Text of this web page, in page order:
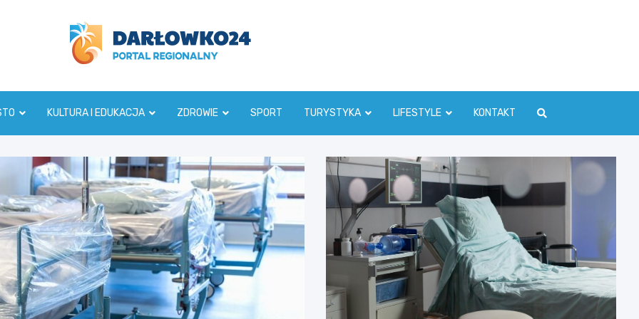
darlowko24.pl
KULTURA I EDUKACJA ZDROWIE SPORT TURYSTYKA LIFESTYLE KONTAKT